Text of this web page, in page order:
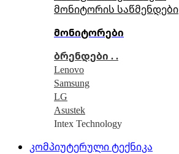
მონიტორის საწმენდები
მონიტორები
ბრენდები . .
Lenovo
Samsung
LG
Asustek
Intex Technology
კომპიუტერული ტექნიკა